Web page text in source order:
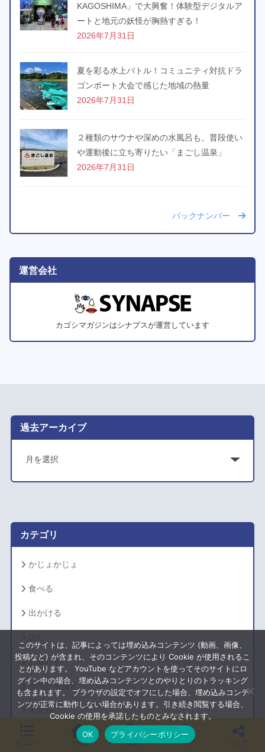
KAGOSHIMA」で大興奮！体験型デジタルア
ートと地元の妖怪が胸熱すぎる！
2026年7月31日
夏を彩る水上バトル！コミュニティ対抗ドラ
ゴンボート大会で感じた地域の熱量
2026年7月31日
２種類のサウナや深めの水風呂も。普段使い
や運動後に立ち寄りたい「まごし温泉」
2026年7月31日
バックナンバー
運営会社
カゴシマガジンはシナプスが運営しています
過去アーカイブ
ア
カ
カテゴリ
かじょかじょ
食べる
出かける
お知らせ
地域から探す
未分類
ホーム 検索 トップ
このサイトは、記事によっては埋め込みコンテンツ (動画、画像、
投稿など) が含まれ、そのコンテンツにより Cookie が使用されるこ
とがあります。 YouTube などアカウントを使ってそのサイトにロ
グイン中の場合、埋め込みコンテンツとのやりとりのトラッキング
も含まれます。 ブラウザの設定でオフにした場合、埋め込みコンテ
ンツが正常に動作しない場合があります。引き続き閲覧する場合、
Cookie の使用を承諾したものとみなされます。
OK
プライバシーポリシー